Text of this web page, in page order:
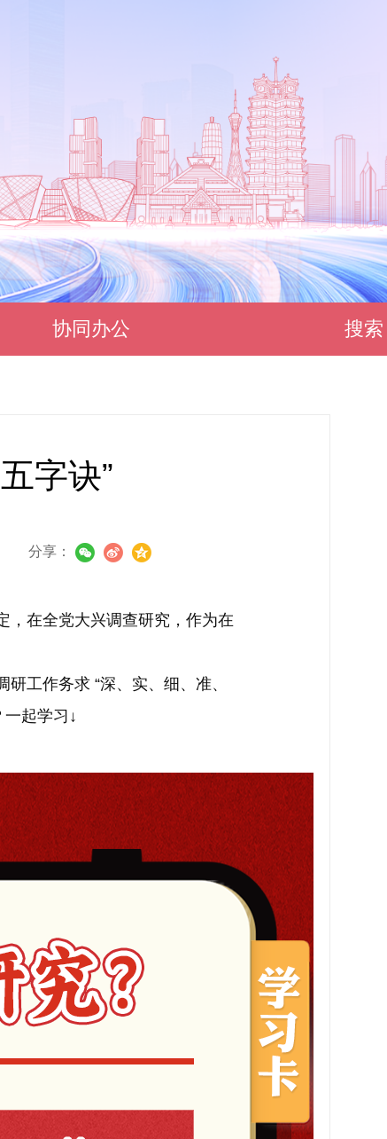
协同办公 搜索
字诀”
分享：
，在全党大兴调查研究，作为在
工作务求 “深、实、细、准、
一起学习↓